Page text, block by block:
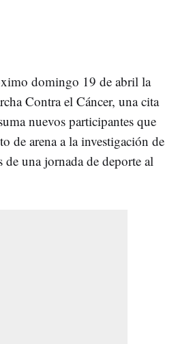
domingo 19 de abril la
Contra el Cáncer, una cita
nuevos participantes que
de arena a la investigación de
de una jornada de deporte al